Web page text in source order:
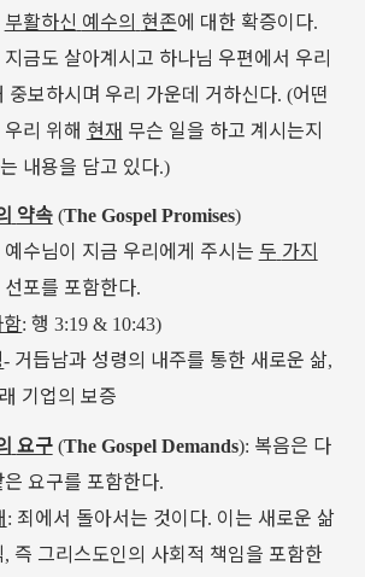
부활하신 예수의 현존에 대한 확증이다.
지금도 살아계시고 하나님 우편에서 우리
중보하시며 우리 가운데 거하신다. (어떤
우리 위해 현재 무슨 일을 하고 계시는지
내용을 담고 있다.)
약속 (The Gospel Promises)
예수님이 지금 우리에게 주시는 두 가지
선포를 포함한다.
:행 3:19 & 10:43)
- 거듭남과 성령의 내주를 통한새로운 삶,
기업의 보증
요구 (The Gospel Demands): 복음은 다
요구를 포함한다.
: 죄에서 돌아서는 것이다. 이는 새로운 삶
, 즉 그리스도인의 사회적 책임을 포함한